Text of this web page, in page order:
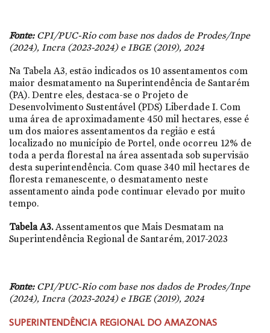
Fonte:CPI/PUC-Rio com base nos dados de Prodes/Inpe
(2024), Incra (2023-2024) e IBGE (2019), 2024
Na Tabela A3, estão indicados os 10 assentamentos com
maior desmatamento na Superintendência de Santarém
(PA). Dentre eles, destaca-se o Projeto de
Desenvolvimento Sustentável (PDS) Liberdade I. Com
uma área de aproximadamente 450 mil hectares, esse é
um dos maiores assentamentos da região e está
localizado no município de Portel, onde ocorreu 12% de
toda a perda florestal na área assentada sob supervisão
desta superintendência. Com quase 340 mil hectares de
floresta remanescente, o desmatamento neste
assentamento ainda pode continuar elevado por muito
tempo.
Tabela A3.Assentamentos que Mais Desmatam na
Superintendência Regional de Santarém, 2017-2023
Fonte:CPI/PUC-Rio com base nos dados de Prodes/Inpe
(2024), Incra (2023-2024) e IBGE (2019), 2024
SUPERINTENDÊNCIA REGIONAL DO AMAZONAS